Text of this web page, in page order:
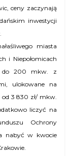
ceny zaczynają
inwestycji
miasta
i Niepołomicach
do 200 mkw. z
ulokowane na
od 3 830 zł/ mkw.
liczyć na
Ochrony
nabyć w kwocie